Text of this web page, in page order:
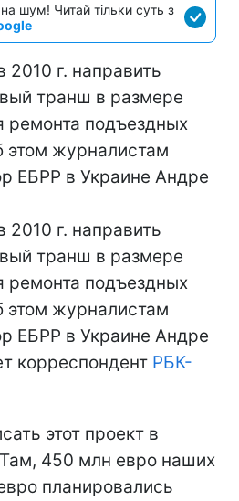
шум! Читай тільки суть з
2010 г. направить
транш в размере
ремонта подъездных
этом журналистам
ЕБРР в Украине Андре
2010 г. направить
транш в размере
ремонта подъездных
этом журналистам
ЕБРР в Украине Андре
корреспондент РБК-
этот проект в
450 млн евро наших
планировались